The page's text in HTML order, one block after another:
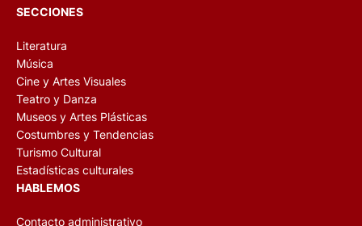
SECCIONES
Literatura
Música
Cine y Artes Visuales
Teatro y Danza
Museos y Artes Plásticas
Costumbres y Tendencias
Turismo Cultural
Estadísticas culturales
HABLEMOS
Contacto administrativo